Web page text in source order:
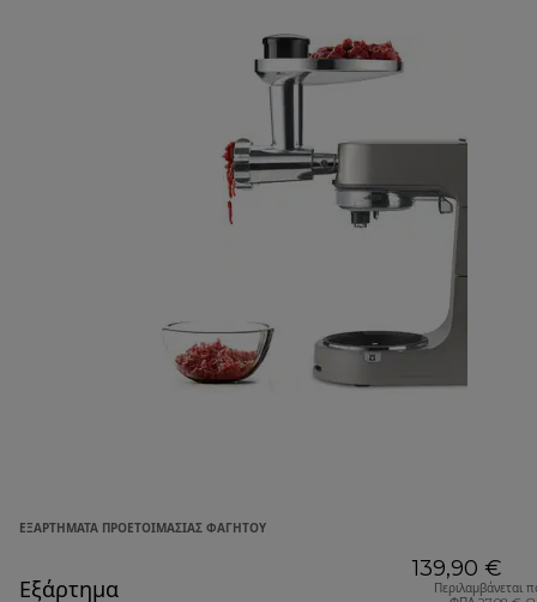
ΕΞΑΡΤΉΜΑΤΑ ΠΡΟΕΤΟΙΜΑΣΊΑΣ ΦΑΓΗΤΟΎ
Εξάρτημα
139,90 €
Περιλαμβάνεται